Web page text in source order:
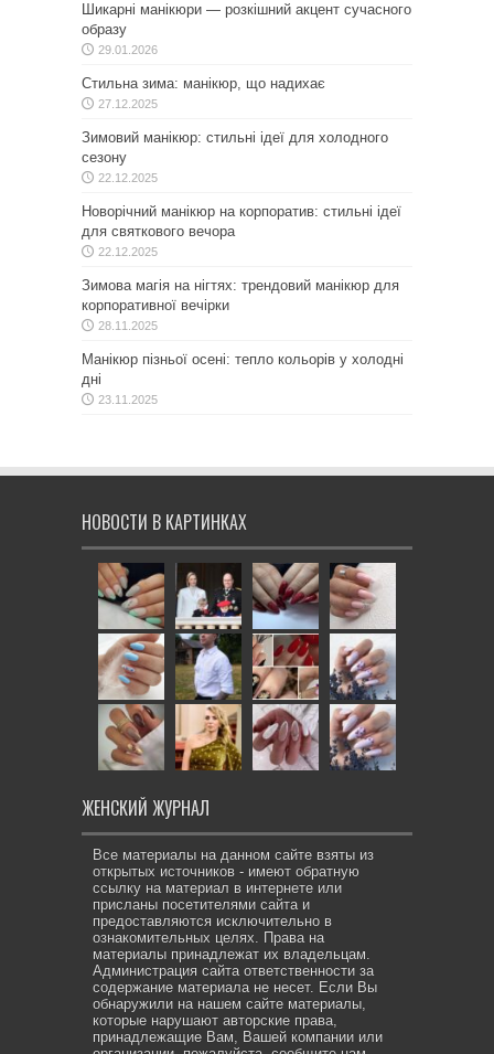
Шикарні манікюри — розкішний акцент сучасного
образу
29.01.2026
Стильна зима: манікюр, що надихає
27.12.2025
Зимовий манікюр: стильні ідеї для холодного
сезону
22.12.2025
Новорічний манікюр на корпоратив: стильні ідеї
для святкового вечора
22.12.2025
Зимова магія на нігтях: трендовий манікюр для
корпоративної вечірки
28.11.2025
Манікюр пізньої осені: тепло кольорів у холодні
дні
23.11.2025
НОВОСТИ В КАРТИНКАХ
ЖЕНСКИЙ ЖУРНАЛ
Все материалы на данном сайте взяты из
открытых источников - имеют обратную
ссылку на материал в интернете или
присланы посетителями сайта и
предоставляются исключительно в
ознакомительных целях. Права на
материалы принадлежат их владельцам.
Администрация сайта ответственности за
содержание материала не несет. Если Вы
обнаружили на нашем сайте материалы,
которые нарушают авторские права,
принадлежащие Вам, Вашей компании или